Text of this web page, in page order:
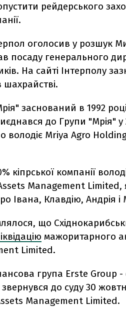
рейдерського
оголосив у розшук
посаду генерального
На сайті Інтерполу
шахрайстві.
заснований в 1992
до Групи "Мрія"
володіє Mriya Agro
кіпрської компанії
Management
Івана, Клавдію, Андрія і
що
мажоритарного
Limited.
група Erste Group
до суду 30
Management Limited.